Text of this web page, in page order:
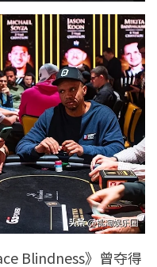
Blindness》曾夺得